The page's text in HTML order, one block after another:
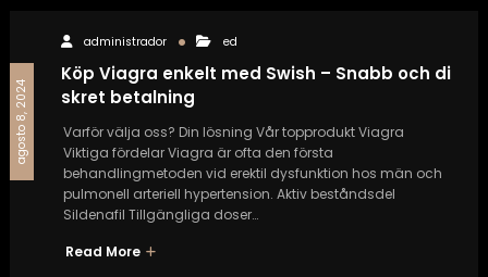
agosto 8, 2024
administrador ed
Köp Viagra enkelt med Swish – Snabb och di
skret betalning
Varför välja oss? Din lösning Vår topprodukt Viagra
Viktiga fördelar Viagra är ofta den första
behandlingmetoden vid erektil dysfunktion hos män och
pulmonell arteriell hypertension. Aktiv beståndsdel
Sildenafil Tillgängliga doser…
Read More